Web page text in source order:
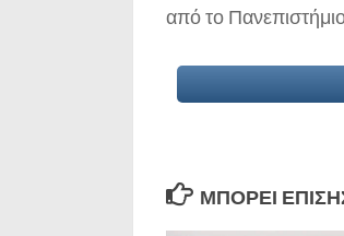
από το
ΜΠΟΡΕΊ